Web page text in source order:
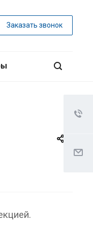
Заказать звонок